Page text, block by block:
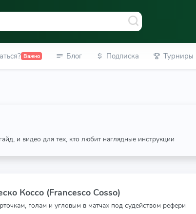
Важно Блог Подписка Турниры
и видео для тех, кто любит наглядные инструкции
Коссо (Francesco Cosso)
голам и угловым в матчах под судейством рефери